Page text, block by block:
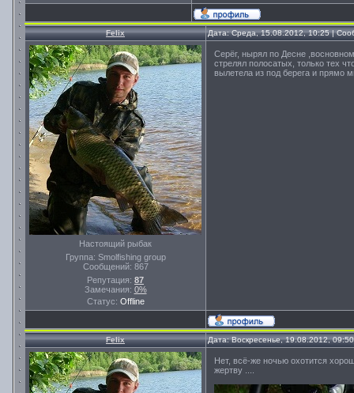
Felix Дата: Среда, 15.08.2012, 10:25 |
Настоящий рыбак
Группа: Smolfishing group
Сообщений: 867
Репутация: 87
Замечания: 0%
Статус: Offline
Серёг, нырял по Десне
стрелял полосатых, только тех
вылетела из под берега и прямо
Felix Дата: Воскресенье, 19.08.2012,
Нет, всё-же ночью охотится
жертву ....